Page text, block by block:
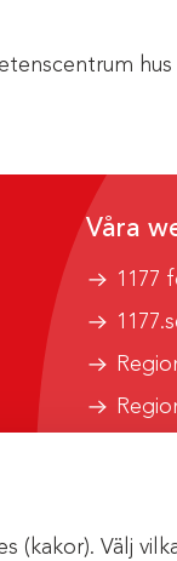
(kakor). Välj
Våra
1177